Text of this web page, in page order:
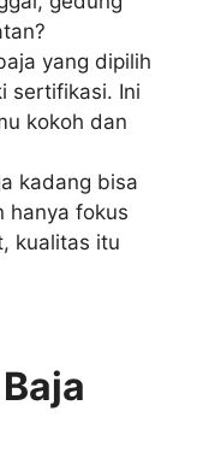
yang dipilih
sertifikasi. Ini
kokoh dan
kadang bisa
hanya fokus
kualitas itu